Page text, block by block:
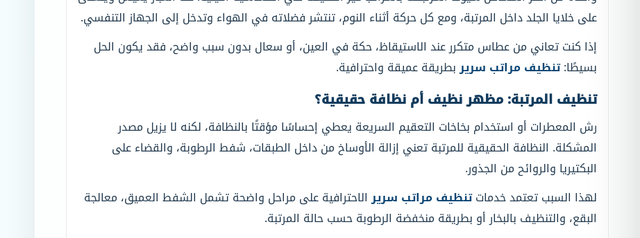
على خلايا الجلد داخل المرتبة، ومع كل حركة أثناء النوم، تنتشر فضلاته في الهواء وتدخل إلى الجهاز التنفسي.
إذا كنت تعاني من عطاس متكرر عند الاستيقاظ، حكة في العين، أو سعال بدون سبب واضح، فقد يكون الحل
بسيطًا:تنظيف مراتب سريربطريقة عميقة واحترافية.
تنظيف المرتبة: مظهر نظيف أم نظافة حقيقية؟
رش المعطرات أو استخدام بخاخات التعقيم السريعة يعطي إحساسًا مؤقتًا بالنظافة، لكنه لا يزيل مصدر
المشكلة. النظافة الحقيقية للمرتبة تعني إزالة الأوساخ من داخل الطبقات، شفط الرطوبة، والقضاء على
البكتيريا والروائح من الجذور.
لهذا السبب تعتمد خدماتتنظيف مراتب سريرالاحترافية على مراحل واضحة تشمل الشفط العميق، معالجة
البقع، والتنظيف بالبخار أو بطريقة منخفضة الرطوبة حسب حالة المرتبة.